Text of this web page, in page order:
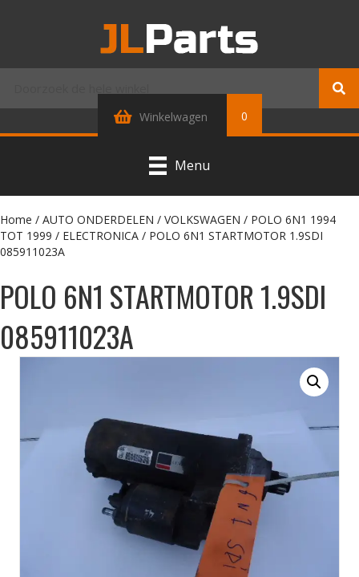
Winkelwagen 0
Menu
Home / AUTO ONDERDELEN / VOLKSWAGEN / POLO 6N1 1994
TOT 1999 / ELECTRONICA / POLO 6N1 STARTMOTOR 1.9SDI
085911023A
POLO 6N1 STARTMOTOR 1.9SDI
085911023A